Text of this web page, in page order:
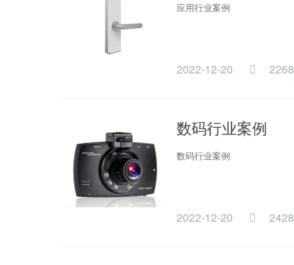
应用行业案例
2022-12-20 2268
数码行业案例
数码行业案例
2022-12-20 2428